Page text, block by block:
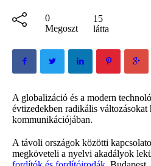
0
Megoszt
15
látta
A globalizáció és a modern
évtizedekben radikális változásokat
kommunikációjában.
A távoli országok közötti
megköveteli a nyelvi akadályok